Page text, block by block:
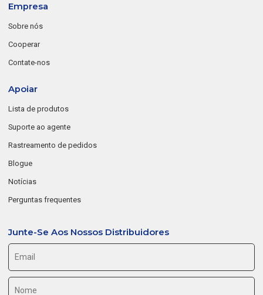
Empresa
Sobre nós
Cooperar
Contate-nos
Apoiar
Lista de produtos
Suporte ao agente
Rastreamento de pedidos
Blogue
Notícias
Perguntas frequentes
Junte-Se Aos Nossos Distribuidores